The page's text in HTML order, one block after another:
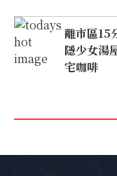
離市區15
隱少女湯
宅咖啡